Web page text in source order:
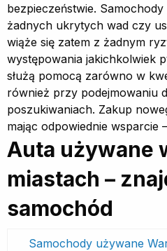
bezpieczeństwie.
żadnych ukrytych wad czy
wiąże się zatem z żadnym
występowania jakichkolwiek
służą pomocą zarówno w
również przy podejmowaniu
poszukiwaniach. Zakup
mając odpowiednie wsparcie
Auta używane
miastach –
samochód
Samochody używane